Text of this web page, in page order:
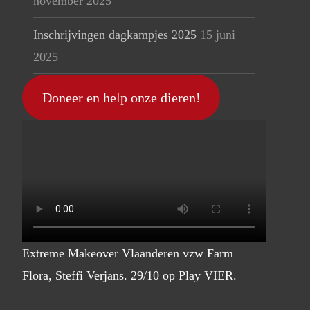
Inschrijvingen dagkampjes 2025 15 juni
2025
Doneer en help onze dieren!
Extreme Makeover Vlaanderen vzw Farm
Flora, Steffi Verjans. 29/10 op Play VIER.